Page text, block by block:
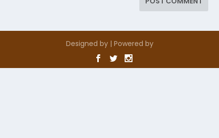
Designed by | Powered by